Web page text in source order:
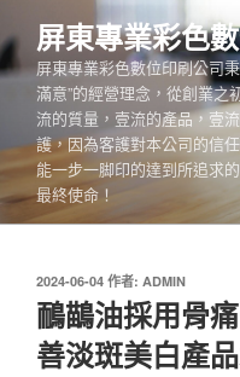
至
主
容
屏東專業彩色
屏東專業彩色數位印刷公司
滿意”的經營理念，從創業之
流的質量，壹流的產品，壹
護，因為客護對本公司的信
能一步一脚印的達到所追求
最終使命！
發
佈
於
2024-06-04 作者: ADMIN
鴯鶓油採用骨
善淡斑美白產